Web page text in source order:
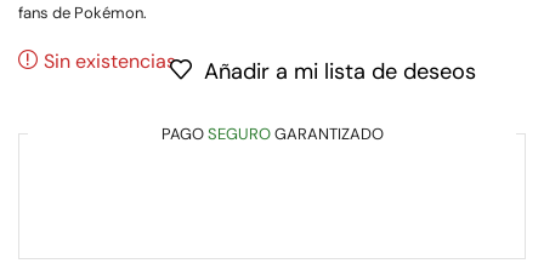
fans de Pokémon.
Sin existencias Añadir a mi lista de deseos
PAGOSEGUROGARANTIZADO